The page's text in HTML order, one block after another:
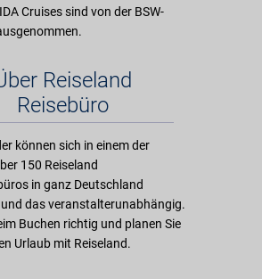
Cruises sind von der BSW-
Reiseland
Reisebüro
können sich in einem der
150 Reiseland
in ganz Deutschland
das veranstalterunabhängig.
Buchen richtig und planen Sie
Urlaub mit Reiseland.